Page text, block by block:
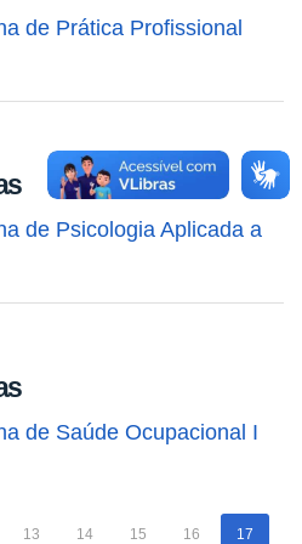
de Prática Profissional
de Psicologia Aplicada a
de Saúde Ocupacional I
13 14 15 16 17